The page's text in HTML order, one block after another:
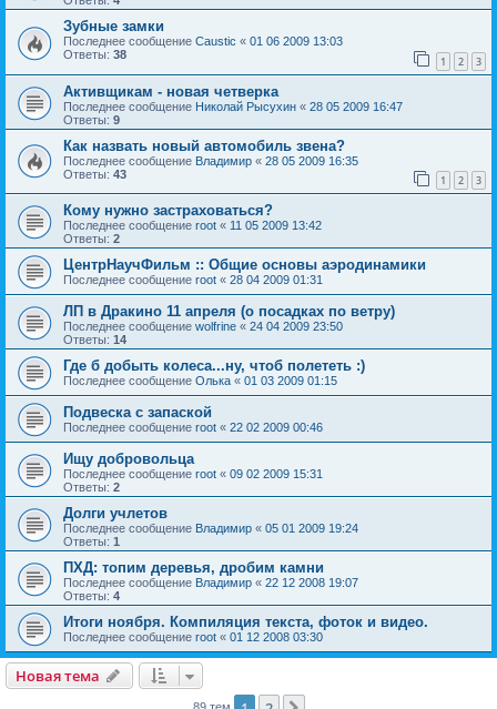
Зубные замки
Последнее сообщение Caustic « 01 06 2009 13:03
Ответы: 38 1 2 3
Активщикам - новая четверка
Последнее сообщение Николай Рысухин « 28 05 2009 16:47
Ответы: 9
Как назвать новый автомобиль звена?
Последнее сообщение Владимир « 28 05 2009 16:35
Ответы: 43 1 2 3
Кому нужно застраховаться?
Последнее сообщение root « 11 05 2009 13:42
Ответы: 2
ЦентрНаучФильм :: Общие основы аэродинамики
Последнее сообщение root « 28 04 2009 01:31
ЛП в Дракино 11 апреля (о посадках по ветру)
Последнее сообщение wolfrine « 24 04 2009 23:50
Ответы: 14
Где б добыть колеса...ну, чтоб полететь :)
Последнее сообщение Олька « 01 03 2009 01:15
Подвеска с запаской
Последнее сообщение root « 22 02 2009 00:46
Ищу добровольца
Последнее сообщение root « 09 02 2009 15:31
Ответы: 2
Долги учлетов
Последнее сообщение Владимир « 05 01 2009 19:24
Ответы: 1
ПХД: топим деревья, дробим камни
Последнее сообщение Владимир « 22 12 2008 19:07
Ответы: 4
Итоги ноября. Компиляция текста, фоток и видео.
Последнее сообщение root « 01 12 2008 03:30
Новая тема